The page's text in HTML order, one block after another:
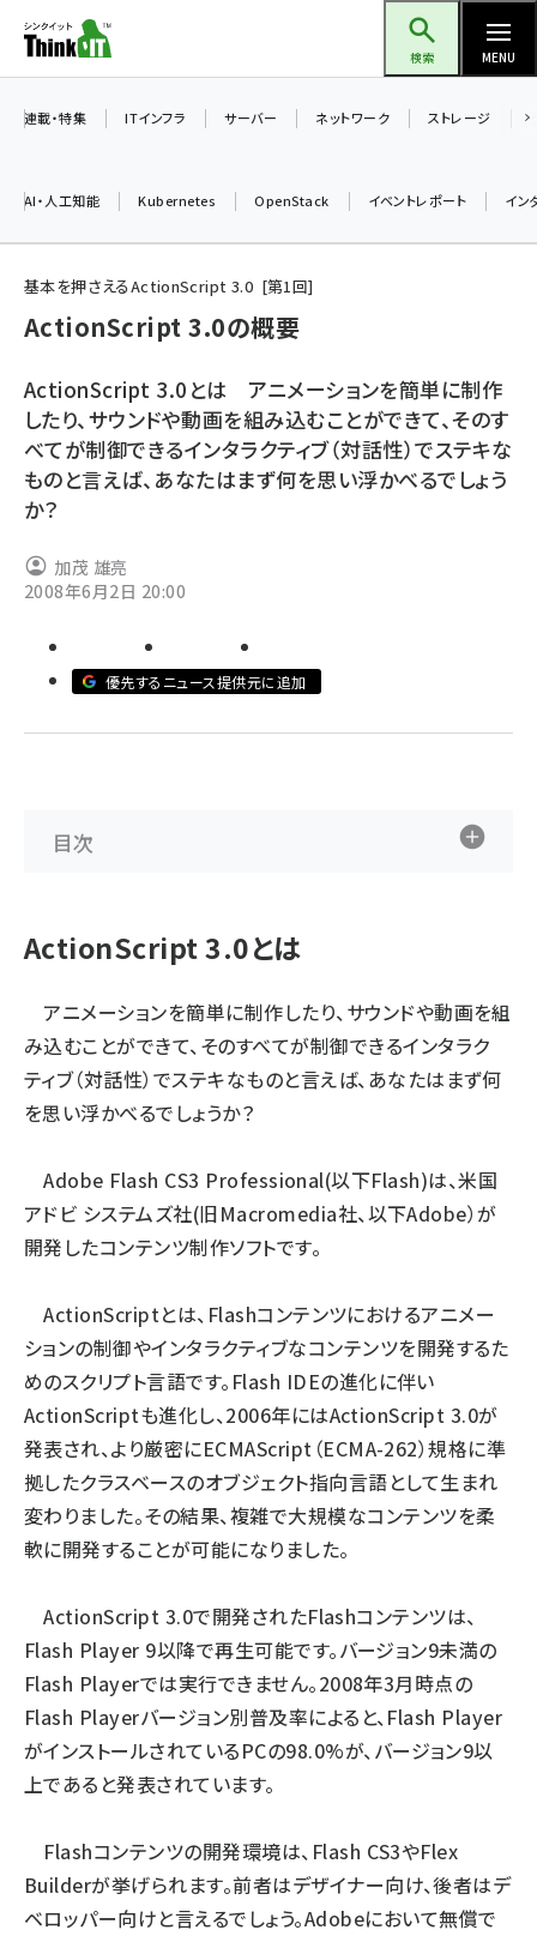
ン
ツ
検索 MENU
加藤銘のチーム貢献～仲間と築いた勝利の絆～ (2297)
北海道をのんびり旅する晴山佳須夫のヒント集！ (2008)
drupal (1929)
genai (1468)
ai crunch (1340)
連載・特集 ITインフラ サーバー ネットワーク ストレージ
AI・人工知能 Kubernetes OpenStack イベントレポート イン
基本を押さえるActionScript 3.0 第1回
ActionScript 3.0の概要
ActionScript 3.0とは アニメーションを簡単に制作
したり、サウンドや動画を組み込むことができて、そのす
べてが制御できるインタラクティブ（対話性）でステキな
ものと言えば、あなたはまず何を思い浮かべるでしょう
か？
加茂 雄亮
2008年6月2日 20:00
優先するニュース提供元に追加
目次
ActionScript 3.0とは
アニメーションを簡単に制作したり、サウンドや動画を組
み込むことができて、そのすべてが制御できるインタラク
ティブ（対話性）でステキなものと言えば、あなたはまず何
を思い浮かべるでしょうか？
Adobe Flash CS3 Professional(以下Flash)は、米国
アドビ システムズ社(旧Macromedia社、以下Adobe）が
開発したコンテンツ制作ソフトです。
ActionScriptとは、Flashコンテンツにおけるアニメー
ションの制御やインタラクティブなコンテンツを開発するた
めのスクリプト言語です。Flash IDEの進化に伴い
ActionScriptも進化し、2006年にはActionScript 3.0が
発表され、より厳密にECMAScript（ECMA-262）規格に準
拠したクラスベースのオブジェクト指向言語として生まれ
変わりました。その結果、複雑で大規模なコンテンツを柔
軟に開発することが可能になりました。
ActionScript 3.0で開発されたFlashコンテンツは、
Flash Player 9以降で再生可能です。バージョン9未満の
Flash Playerでは実行できません。2008年3月時点の
Flash Playerバージョン別普及率によると、Flash Player
がインストールされているPCの98.0%が、バージョン9以
上であると発表されています。
Flashコンテンツの開発環境は、Flash CS3やFlex
Builderが挙げられます。前者はデザイナー向け、後者はデ
ベロッパー向けと言えるでしょう。Adobeにおいて無償で